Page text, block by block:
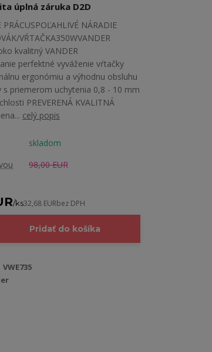
úplná záruka D2D
PRÁCUSPOĽAHLIVÉ NÁRADIE
VŔTAČKA350WVANDER
kvalitný VANDER
perfektné vyváženie vŕtačky
ergonómiu a výhodnu obsluhu
s priemerom uchytenia 0,8 - 10 mm
PREVERENÁ KVALITNÁ
celý popis
skladom
98,00 EUR
/ks32,68 EURbez DPH
Pridať do košíka
VWE735